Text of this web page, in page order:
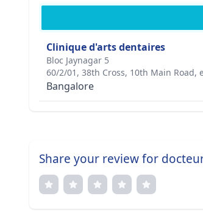
Clinique d'arts dentaires
Bloc Jaynagar 5
60/2/01, 38th Cross, 10th Main Road,
Bangalore
Share your review for